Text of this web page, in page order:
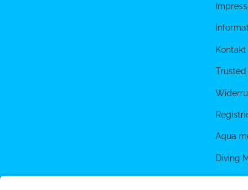
Kontakt
Aqua
Diving